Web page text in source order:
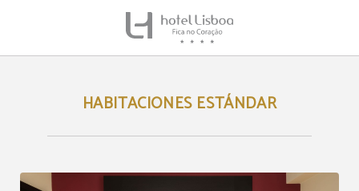
HABITACIONES ESTÁNDAR